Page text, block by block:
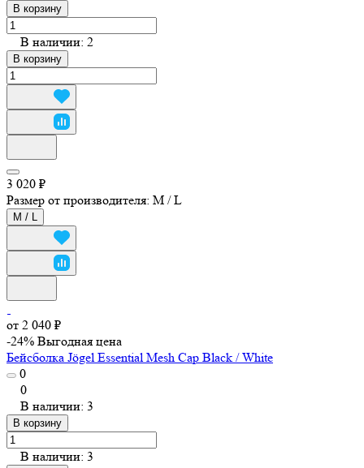
В корзину
В наличии: 2
В корзину
3 020 ₽
Размер от производителя: M / L
M / L
от 2 040 ₽
-24% Выгодная цена
Бейсболка Jögel Essential Mesh Cap Black / White
0
0
В наличии: 3
В корзину
В наличии: 3